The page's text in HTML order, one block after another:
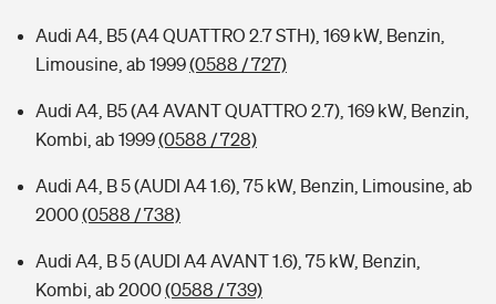
Audi A4, B5 (A4 QUATTRO 2.7 STH), 169 kW, Benzin,
Limousine, ab 1999(0588 / 727)
Audi A4, B5 (A4 AVANT QUATTRO 2.7), 169 kW, Benzin,
Kombi, ab 1999(0588 / 728)
Audi A4, B 5 (AUDI A4 1.6), 75 kW, Benzin, Limousine, ab
2000(0588 / 738)
Audi A4, B 5 (AUDI A4 AVANT 1.6), 75 kW, Benzin,
Kombi, ab 2000(0588 / 739)